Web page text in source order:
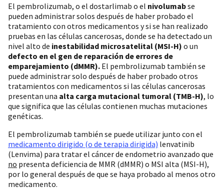
El pembrolizumab, o el dostarlimab o el nivolumabse
pueden administrar solos después de haber probado el
tratamiento con otros medicamentos y si se han realizado
pruebas en las células cancerosas, donde se ha detectado un
nivel alto de inestabilidad microsatelital (MSI-H) o un
defecto en el gen de reparación de errores de
emparejamiento (dMMR). El pembrolizumab también se
puede administrar solo después de haber probado otros
tratamientos con medicamentos si las células cancerosas
presentan una alta carga mutacional tumoral (TMB-H), lo
que significa que las células contienen muchas mutaciones
genéticas.
El pembrolizumab también se puede utilizar junto con el
medicamento dirigido (o de terapia dirigida) lenvatinib
(Lenvima) para tratar el cáncer de endometrio avanzado que
no presenta deficiencia de MMR (dMMR) o MSI alta (MSI-H),
por lo general después de que se haya probado al menos otro
medicamento.